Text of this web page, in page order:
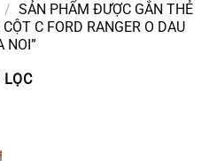
/ SẢN PHẨM ĐƯỢC GẮN THẺ
C FORD RANGER O DAU
NOI”
LỌC